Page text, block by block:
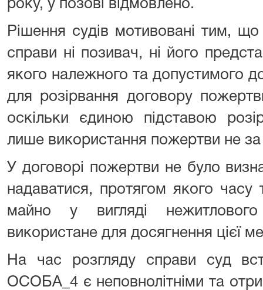
року, у позові відмовлено.
Рішення судів мотивовані тим,
справи ні позивач, ні його
якого належного та допустимого
для розірвання договору
оскільки єдиною підставою
лише використання пожертви не
У договорі пожертви не було
надаватися, протягом якого
майно у вигляді
використане для досягнення цієї
На час розгляду справи суд
ОСОБА_4 є неповнолітніми та